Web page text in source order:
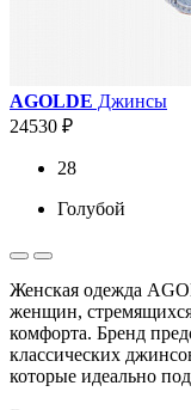
AGOLDE Джинсы
24530 ₽
28
Голубой
Женская одежда
женщин,
комфорта. Бренд
классических
которые идеально